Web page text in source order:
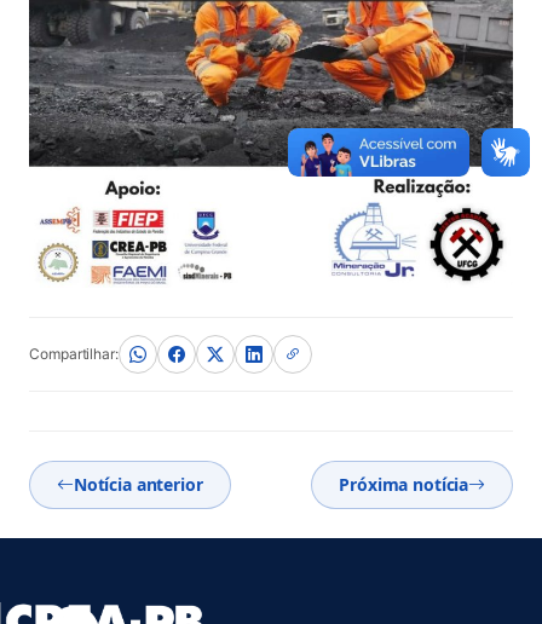
Compartilhar:
Notícia anterior Próxima notícia